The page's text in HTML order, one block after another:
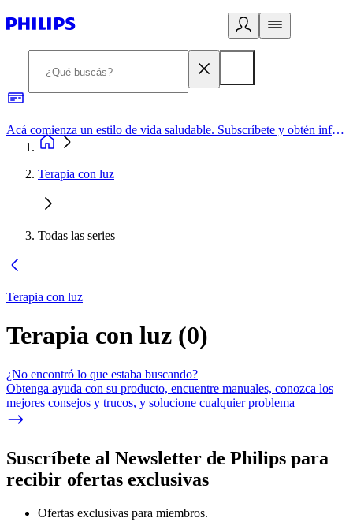
Acá comienza un estilo de vida saludable. Subscríbete y obtén información de primera mano
Terapia con luz
Todas las series
Terapia con luz
Terapia con luz (0)
¿No encontró lo que estaba buscando?
Obtenga ayuda con su producto, encuentre manuales, conozca los
mejores consejos y trucos, y solucione cualquier problema
Suscríbete al Newsletter de Philips para
recibir ofertas exclusivas
Ofertas exclusivas para miembros.